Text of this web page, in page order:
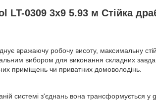
LT-0309 3x9 5.93 м Стійка
вражаючу робочу висоту, максимальну
вибором для виконання складних
приміщень чи приватних домоволодінь.
системі з'єднань вона трансформується у